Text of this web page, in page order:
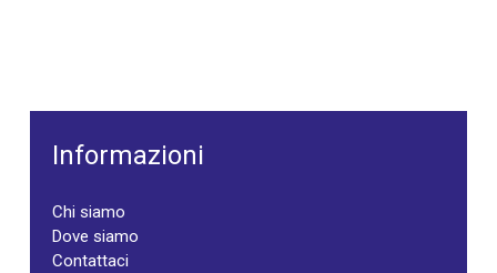
Informazioni
Chi siamo
Dove siamo
Contattaci